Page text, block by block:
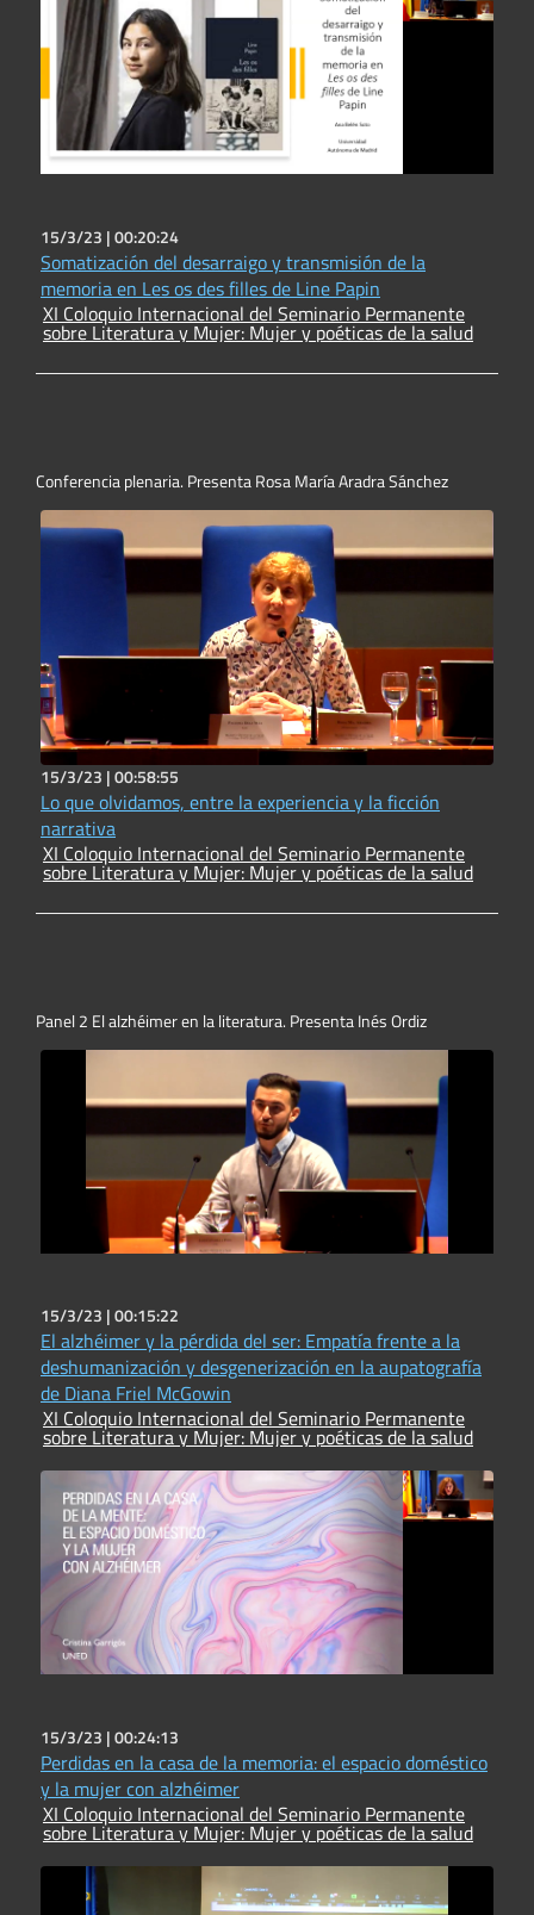
15/3/23 |00:20:24
Somatización del desarraigo y transmisión de la
memoria en Les os des filles de Line Papin
XI Coloquio Internacional del Seminario Permanente
sobre Literatura y Mujer: Mujer y poéticas de la salud
Conferencia plenaria. Presenta Rosa María Aradra Sánchez
15/3/23 |00:58:55
Lo que olvidamos, entre la experiencia y la ficción
narrativa
XI Coloquio Internacional del Seminario Permanente
sobre Literatura y Mujer: Mujer y poéticas de la salud
Panel 2 El alzhéimer en la literatura. Presenta Inés Ordiz
15/3/23 |00:15:22
El alzhéimer y la pérdida del ser: Empatía frente a la
deshumanización y desgenerización en la aupatografía
de Diana Friel McGowin
XI Coloquio Internacional del Seminario Permanente
sobre Literatura y Mujer: Mujer y poéticas de la salud
15/3/23 |00:24:13
Perdidas en la casa de la memoria: el espacio doméstico
y la mujer con alzhéimer
XI Coloquio Internacional del Seminario Permanente
sobre Literatura y Mujer: Mujer y poéticas de la salud